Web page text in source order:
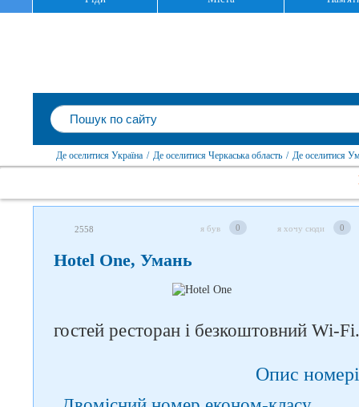
Де оселитися Україна / Де оселитися Черкаська область / Де оселитися
2558 я був 0 я хочу сюди 0
Hotel One, Умань
гостей ресторан і безкоштовний Wi-Fi.
Опис
Слідкуйте за нами в